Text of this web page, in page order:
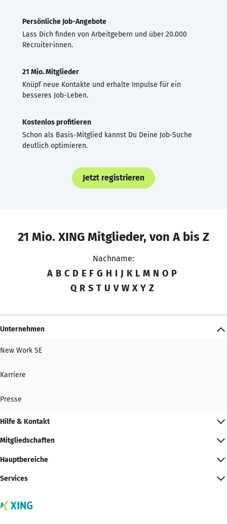
Persönliche Job-Angebote
Lass Dich finden von Arbeitgebern und über 20.000
Recruiter·innen.
21 Mio. Mitglieder
Knüpf neue Kontakte und erhalte Impulse für ein
besseres Job-Leben.
Kostenlos profitieren
Schon als Basis-Mitglied kannst Du Deine Job-Suche
deutlich optimieren.
Jetzt registrieren
21 Mio. XING Mitglieder, von A bis Z
Nachname:
A B C D E F G H I J K L M N O P
Q R S T U V W X Y Z
Unternehmen
New Work SE
Karriere
Presse
Hilfe & Kontakt
Mitgliedschaften
Hauptbereiche
Services